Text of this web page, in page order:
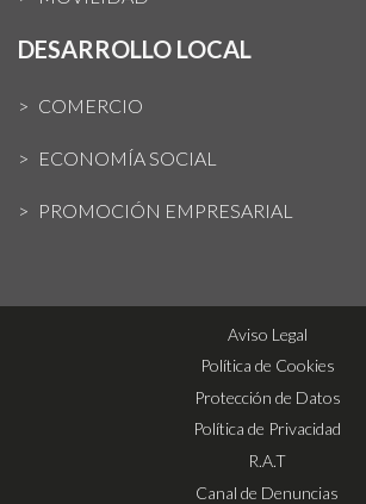
DESARROLLO LOCAL
COMERCIO
ECONOMÍA SOCIAL
PROMOCIÓN EMPRESARIAL
Aviso Legal
Política de Cookies
Protección de Datos
Política de Privacidad
R.A.T
Canal de Denuncias